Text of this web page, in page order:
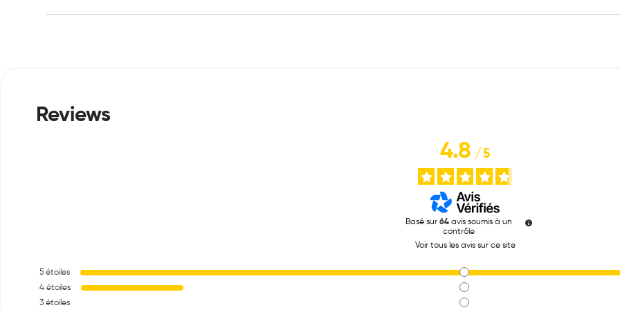
4.8/5
Basé sur 64 avis soumis à un
contrôle
Voir tous les avis sur ce site
5 étoiles
4 étoiles
3 étoiles